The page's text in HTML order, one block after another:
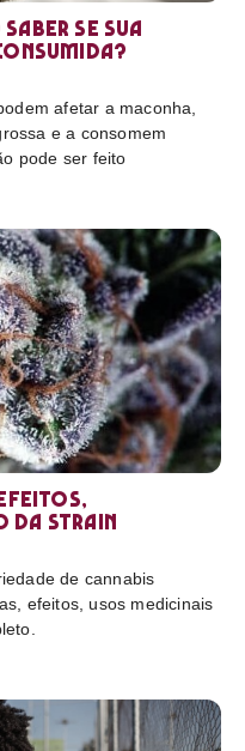
se sua
afetar a maconha,
e a consomem
pode ser feito
da strain
de cannabis
efeitos, usos medicinais